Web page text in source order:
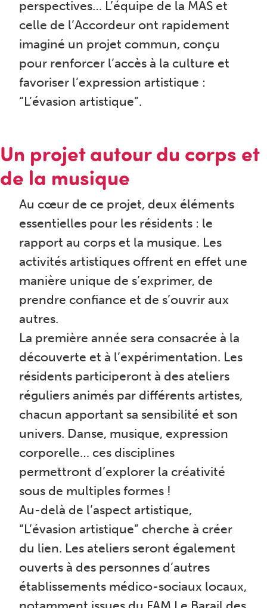
perspectives… L’équipe de la MAS et
celle de l’Accordeur ont rapidement
imaginé un projet commun, conçu
pour renforcer l’accès à la culture et
favoriser l’expression artistique :
“L’évasion artistique”.
Un projet autour du corps et
de la musique
Au cœur de ce projet, deux éléments
essentielles pour les résidents : le
rapport au corps et la musique. Les
activités artistiques offrent en effet une
manière unique de s’exprimer, de
prendre confiance et de s’ouvrir aux
autres.
La première année sera consacrée à la
découverte et à l’expérimentation. Les
résidents participeront à des ateliers
réguliers animés par différents artistes,
chacun apportant sa sensibilité et son
univers. Danse, musique, expression
corporelle… ces disciplines
permettront d’explorer la créativité
sous de multiples formes !
Au-delà de l’aspect artistique,
“L’évasion artistique” cherche à créer
du lien. Les ateliers seront également
ouverts à des personnes d’autres
établissements médico-sociaux locaux,